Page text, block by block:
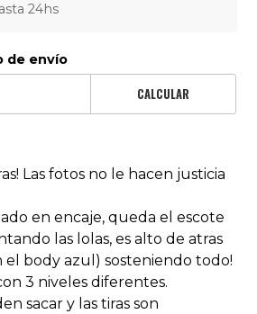
24hs
de envío
CALCULAR
Las fotos no le hacen justicia
en encaje, queda el escote
las lolas, es alto de atras
body azul) sosteniendo todo!
3 niveles diferentes.
sacar y las tiras son